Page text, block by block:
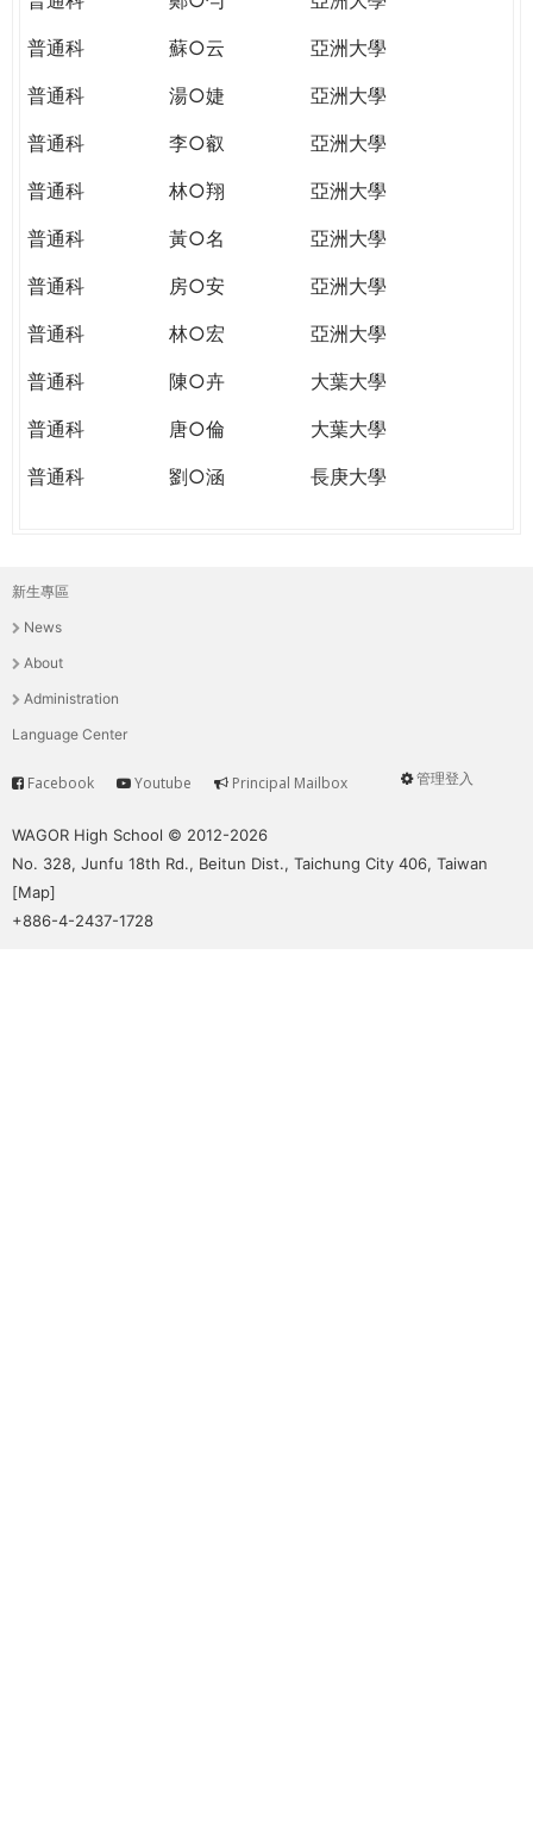
普通科
蘇○云
亞洲大學
普通科
湯○婕
亞洲大學
普通科
李○叡
亞洲大學
普通科
林○翔
亞洲大學
普通科
黃○名
亞洲大學
普通科
房○安
亞洲大學
普通科
林○宏
亞洲大學
普通科
陳○卉
大葉大學
普通科
唐○倫
大葉大學
普通科
劉○涵 長庚大學
主
選
單
新生專區
News
About
Administration
Language Center
User
管理登入
Service
Facebook Youtube Principal Mailbox
WAGOR High School © 2012-2026
No. 328, Junfu 18th Rd., Beitun Dist., Taichung City 406, Taiwan
[Map]
+886-4-2437-1728